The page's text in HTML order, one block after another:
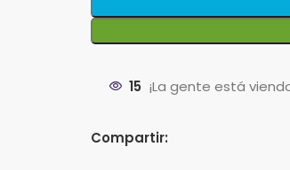
15 ¡La gente está
Compartir: